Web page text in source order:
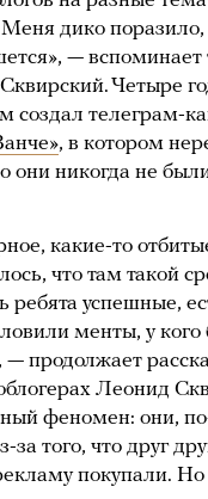
дико поразило,
— вспоминает
Четыре
создал телеграм-
, в котором
они никогда не
какие-то
что там такой
ребята успешные,
менты, у кого
— продолжает
Леонид
феномен: они,
за того, что друг
покупали.